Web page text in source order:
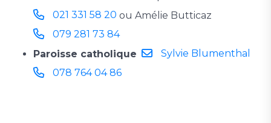
021 331 58 20 ou Amélie Butticaz 
079 281 73 84
Paroisse catholique
Sylvie Blumenthal
078 764 04 86